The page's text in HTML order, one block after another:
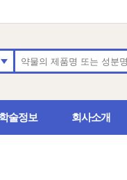
학술정보 회사소개